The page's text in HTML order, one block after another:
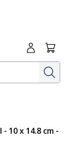
Me
10 x 14.8 cm -
: